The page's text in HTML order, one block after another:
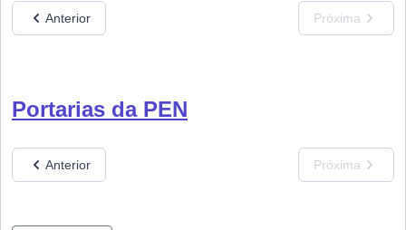
Anterior Próxima
Portarias da PEN
Anterior Próxima